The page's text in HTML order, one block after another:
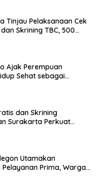
Tinjau Pelaksanaan Cek
Skrining TBC, 500
Ajak Perempuan
Sehat sebagai
dan Skrining
Surakarta Perkuat
Utamakan
Prima, Warga